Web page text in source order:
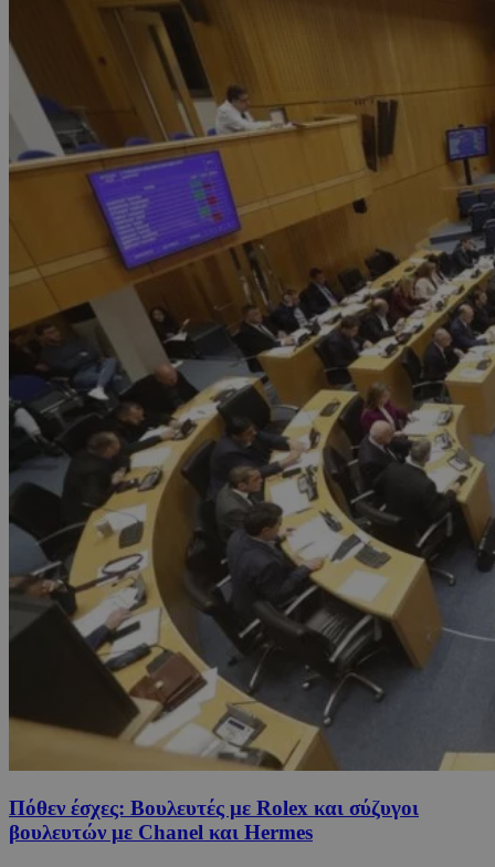
Πόθεν έσχες: Βουλευτές με Rolex και σύζυγοι
βουλευτών με Chanel και Hermes